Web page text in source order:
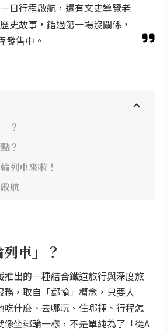
日行程啟航，還有文史導覽老
史故事，錯過第一場沒關係，
發售中。
？
？
列車來啦！
航
車」？
推出的一種結合鐵道旅行與深度旅
，取自「郵輪」概念，只要人
什麼、去哪玩、住哪裡、行程怎
坐郵輪一樣，不是單純為了「從A